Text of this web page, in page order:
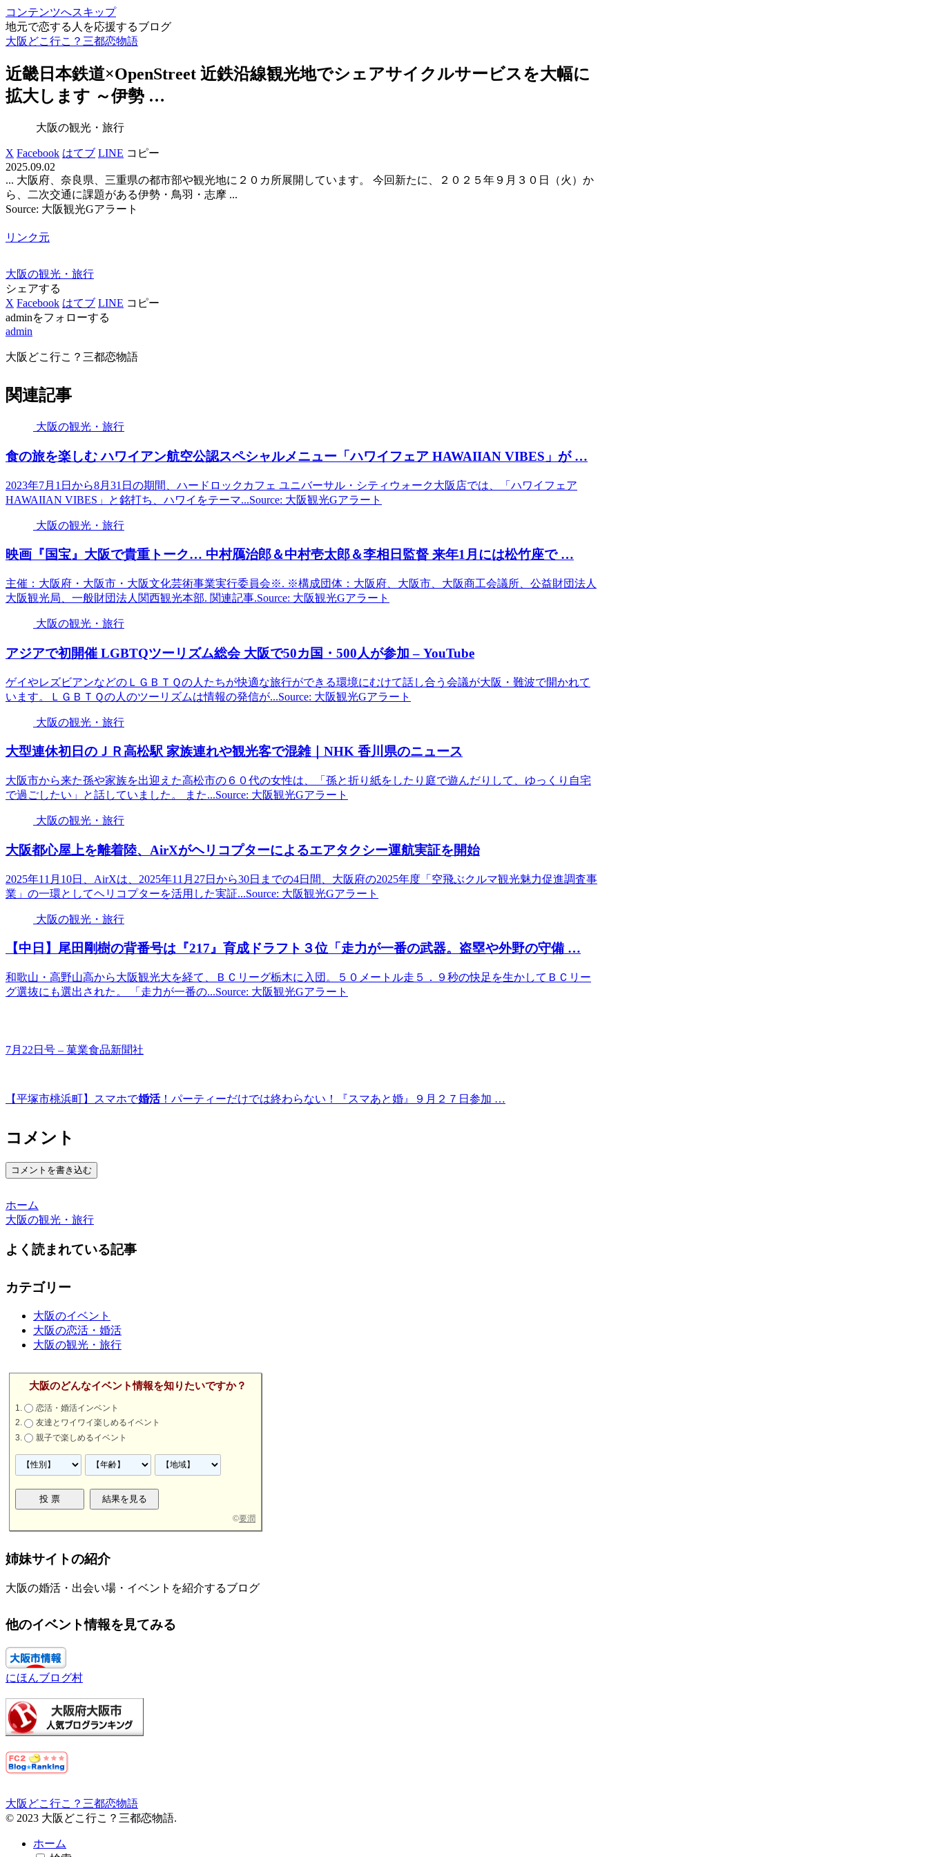
コンテンツへスキップ
地元で恋する人を応援するブログ
大阪どこ行こ？三都恋物語
近畿日本鉄道×OpenStreet 近鉄沿線観光地でシェアサイクルサービスを大幅に
拡大します ～伊勢 …
大阪の観光・旅行
X Facebook はてブ LINE コピー
2025.09.02
... 大阪府、奈良県、三重県の都市部や観光地に２０カ所展開しています。 今回新たに、２０２５年９月３０日（火）か
ら、二次交通に課題がある伊勢・鳥羽・志摩 ...
Source: 大阪観光Gアラート
リンク元
大阪の観光・旅行
シェアする
X Facebook はてブ LINE コピー
adminをフォローする
admin
大阪どこ行こ？三都恋物語
関連記事
大阪の観光・旅行
食の旅を楽しむ ハワイアン航空公認スペシャルメニュー「ハワイフェア HAWAIIAN VIBES」が …
2023年7月1日から8月31日の期間、ハードロックカフェ ユニバーサル・シティウォーク大阪店では、「ハワイフェア
HAWAIIAN VIBES」と銘打ち、ハワイをテーマ...Source: 大阪観光Gアラート
大阪の観光・旅行
映画『国宝』 大阪で貴重トーク… 中村鴈治郎＆中村壱太郎＆李相日監督 来年1月には松竹座で …
主催：大阪府・大阪市・大阪文化芸術事業実行委員会※. ※構成団体：大阪府、大阪市、大阪商工会議所、公益財団法人
大阪観光局、一般財団法人関西観光本部. 関連記事.Source: 大阪観光Gアラート
大阪の観光・旅行
アジアで初開催 LGBTQツーリズム総会 大阪で50カ国・500人が参加 – YouTube
ゲイやレズビアンなどのＬＧＢＴＱの人たちが快適な旅行ができる環境にむけて話し合う会議が大阪・難波で開かれて
います。ＬＧＢＴＱの人のツーリズムは情報の発信が...Source: 大阪観光Gアラート
大阪の観光・旅行
大型連休初日のＪＲ高松駅 家族連れや観光客で混雑｜NHK 香川県のニュース
大阪市から来た孫や家族を出迎えた高松市の６０代の女性は、「孫と折り紙をしたり庭で遊んだりして、ゆっくり自宅
で過ごしたい」と話していました。 また...Source: 大阪観光Gアラート
大阪の観光・旅行
大阪都心屋上を離着陸、AirXがヘリコプターによるエアタクシー運航実証を開始
2025年11月10日、AirXは、2025年11月27日から30日までの4日間、大阪府の2025年度「空飛ぶクルマ観光魅力促進調査事
業」の一環としてヘリコプターを活用した実証...Source: 大阪観光Gアラート
大阪の観光・旅行
【中日】尾田剛樹の背番号は『217』育成ドラフト３位「走力が一番の武器。盗塁や外野の守備 …
和歌山・高野山高から大阪観光大を経て、ＢＣリーグ栃木に入団。５０メートル走５．９秒の快足を生かしてＢＣリー
グ選抜にも選出された。 「走力が一番の...Source: 大阪観光Gアラート
7月22日号 – 菓業食品新聞社
【平塚市桃浜町】スマホで婚活！パーティーだけでは終わらない！『スマあと婚』９月２７日参加 …
コメント
コメントを書き込む
ホーム
大阪の観光・旅行
よく読まれている記事
カテゴリー
大阪のイベント
大阪の恋活・婚活
大阪の観光・旅行
大阪のどんなイベント情報を知りたいですか？
恋活・婚活インベント
友達とワイワイ楽しめるイベント
親子で楽しめるイベント
©要潤
姉妹サイトの紹介
大阪の婚活・出会い場・イベントを紹介するブログ
他のイベント情報を見てみる
にほんブログ村
大阪どこ行こ？三都恋物語
© 2023 大阪どこ行こ？三都恋物語.
ホーム